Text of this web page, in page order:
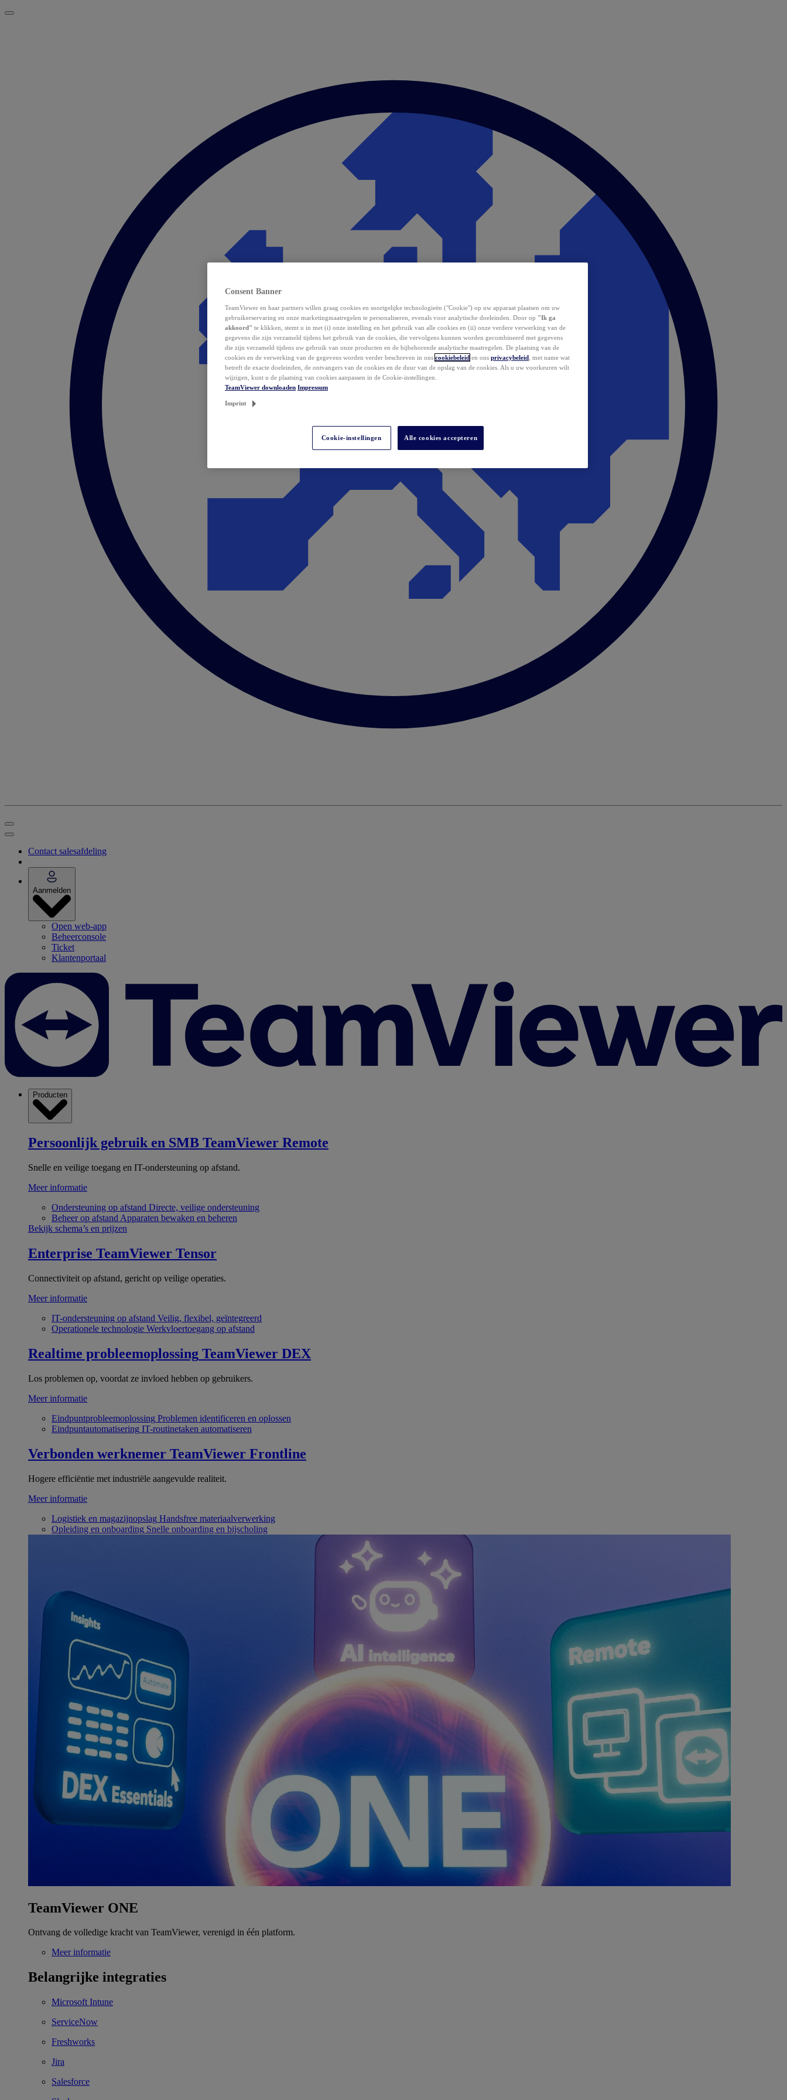
Contact salesafdeling
Aanmelden
Open web-app
Beheerconsole
Ticket
Klantenportaal
Producten
Persoonlijk gebruik en SMB TeamViewer Remote
Snelle en veilige toegang en IT-ondersteuning op afstand.
Meer informatie
Ondersteuning op afstand Directe, veilige ondersteuning
Beheer op afstand Apparaten bewaken en beheren
Bekijk schema’s en prijzen
Enterprise TeamViewer Tensor
Connectiviteit op afstand, gericht op veilige operaties.
Meer informatie
IT-ondersteuning op afstand Veilig, flexibel, geïntegreerd
Operationele technologie Werkvloertoegang op afstand
Realtime probleemoplossing TeamViewer DEX
Los problemen op, voordat ze invloed hebben op gebruikers.
Meer informatie
Eindpuntprobleemoplossing Problemen identificeren en oplossen
Eindpuntautomatisering IT-routinetaken automatiseren
Verbonden werknemer TeamViewer Frontline
Hogere efficiëntie met industriële aangevulde realiteit.
Meer informatie
Logistiek en magazijnopslag Handsfree materiaalverwerking
Opleiding en onboarding Snelle onboarding en bijscholing
TeamViewer ONE
Ontvang de volledige kracht van TeamViewer, verenigd in één platform.
Meer informatie
Belangrijke integraties
Microsoft Intune
ServiceNow
Freshworks
Jira
Salesforce
Consent Banner
TeamViewer en haar partners willen graag cookies en soortgelijke technologieën ("Cookie") op uw apparaat plaatsen om uw
gebruikerservaring en onze marketingmaatregelen te personaliseren, evenals voor analytische doeleinden. Door op "Ik ga
akkoord" te klikken, stemt u in met (i) onze instelling en het gebruik van alle cookies en (ii) onze verdere verwerking van de
gegevens die zijn verzameld tijdens het gebruik van de cookies, die vervolgens kunnen worden gecombineerd met gegevens
die zijn verzameld tijdens uw gebruik van onze producten en de bijbehorende analytische maatregelen. De plaatsing van de
cookies en de verwerking van de gegevens worden verder beschreven in ons cookiebeleid en ons privacybeleid , met name wat
betreft de exacte doeleinden, de ontvangers van de cookies en de duur van de opslag van de cookies. Als u uw voorkeuren wilt
wijzigen, kunt u de plaatsing van cookies aanpassen in de Cookie-instellingen.
TeamViewer downloaden Impressum
Imprint
Cookie-instellingen Alle cookies accepteren